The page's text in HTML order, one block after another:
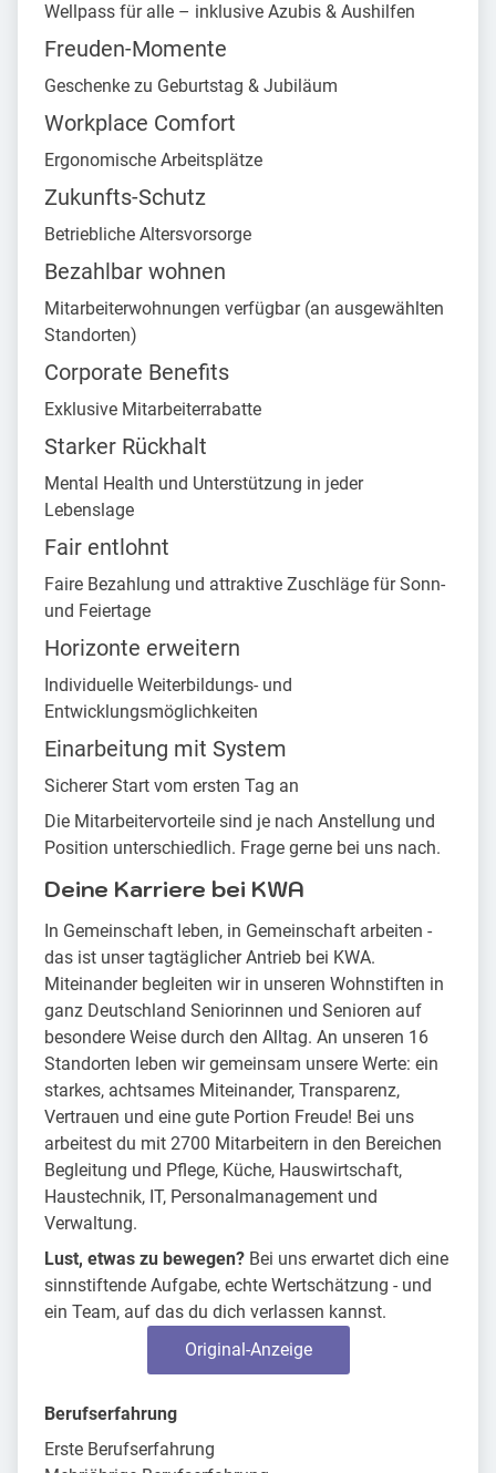
Wellpass für alle – inklusive Azubis & Aushilfen
Freuden-Momente
Geschenke zu Geburtstag & Jubiläum
Workplace Comfort
Ergonomische Arbeitsplätze
Zukunfts-Schutz
Betriebliche Altersvorsorge
Bezahlbar wohnen
Mitarbeiterwohnungen verfügbar (an ausgewählten
Standorten)
Corporate Benefits
Exklusive Mitarbeiterrabatte
Starker Rückhalt
Mental Health und Unterstützung in jeder
Lebenslage
Fair entlohnt
Faire Bezahlung und attraktive Zuschläge für Sonn-
und Feiertage
Horizonte erweitern
Individuelle Weiterbildungs- und
Entwicklungsmöglichkeiten
Einarbeitung mit System
Sicherer Start vom ersten Tag an
Die Mitarbeitervorteile sind je nach Anstellung und
Position unterschiedlich. Frage gerne bei uns nach.
Deine Karriere bei KWA
In Gemeinschaft leben, in Gemeinschaft arbeiten -
das ist unser tagtäglicher Antrieb bei KWA.
Miteinander begleiten wir in unseren Wohnstiften in
ganz Deutschland Seniorinnen und Senioren auf
besondere Weise durch den Alltag. An unseren 16
Standorten leben wir gemeinsam unsere Werte: ein
starkes, achtsames Miteinander, Transparenz,
Vertrauen und eine gute Portion Freude! Bei uns
arbeitest du mit 2700 Mitarbeitern in den Bereichen
Begleitung und Pflege, Küche, Hauswirtschaft,
Haustechnik, IT, Personalmanagement und
Verwaltung.
Lust, etwas zu bewegen? Bei uns erwartet dich eine
sinnstiftende Aufgabe, echte Wertschätzung - und
ein Team, auf das du dich verlassen kannst.
Original-Anzeige
Berufserfahrung
Erste Berufserfahrung